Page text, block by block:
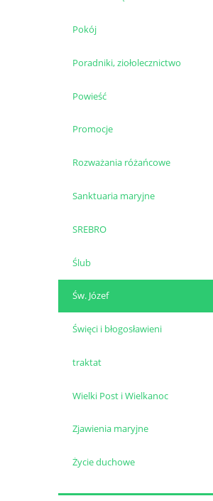
Pokój
Poradniki, ziołolecznictwo
Powieść
Promocje
Rozważania różańcowe
Sanktuaria maryjne
SREBRO
Ślub
Św. Józef
Święci i błogosławieni
traktat
Wielki Post i Wielkanoc
Zjawienia maryjne
Życie duchowe